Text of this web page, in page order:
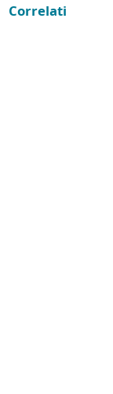
Correlati